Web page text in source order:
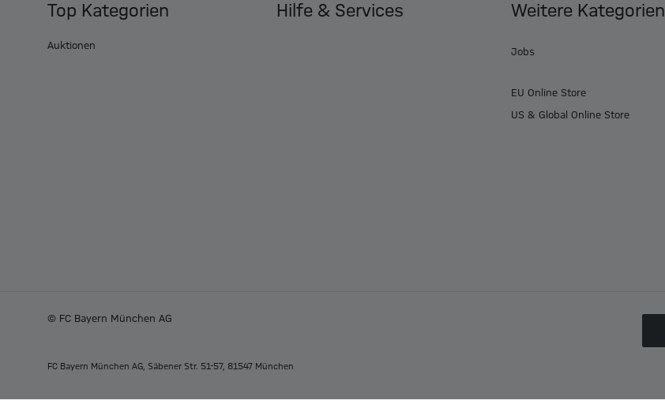
Top Kategorien
Auktionen
Hilfe & Services Weitere Kategorien
Jobs
EU Online Store
US & Global Online Store
© FC Bayern München AG
FC Bayern München AG, Säbener Str. 51-57, 81547 München